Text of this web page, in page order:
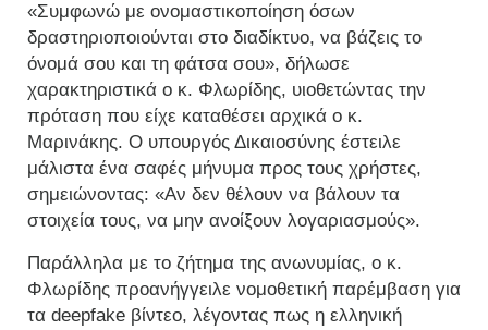
«Συμφωνώ με ονομαστικοποίηση όσων
δραστηριοποιούνται στο διαδίκτυο, να βάζεις το
όνομά σου και τη φάτσα σου», δήλωσε
χαρακτηριστικά ο κ. Φλωρίδης, υιοθετώντας την
πρόταση που είχε καταθέσει αρχικά ο κ.
Μαρινάκης. Ο υπουργός Δικαιοσύνης έστειλε
μάλιστα ένα σαφές μήνυμα προς τους χρήστες,
σημειώνοντας: «Αν δεν θέλουν να βάλουν τα
στοιχεία τους, να μην ανοίξουν λογαριασμούς».
Παράλληλα με το ζήτημα της ανωνυμίας, ο κ.
Φλωρίδης προανήγγειλε νομοθετική παρέμβαση για
τα deepfake βίντεο, λέγοντας πως η ελληνική